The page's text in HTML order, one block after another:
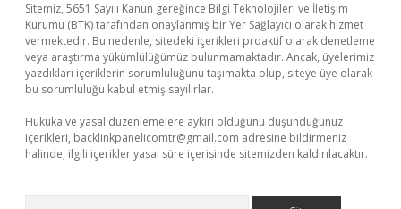
Sitemiz, 5651 Sayılı Kanun gereğince Bilgi Teknolojileri ve İletişim
Kurumu (BTK) tarafından onaylanmış bir Yer Sağlayıcı olarak hizmet
vermektedir. Bu nedenle, sitedeki içerikleri proaktif olarak denetleme
veya araştırma yükümlülüğümüz bulunmamaktadır. Ancak, üyelerimiz
yazdıkları içeriklerin sorumluluğunu taşımakta olup, siteye üye olarak
bu sorumluluğu kabul etmiş sayılırlar.
Hukuka ve yasal düzenlemelere aykırı olduğunu düşündüğünüz
içerikleri, backlinkpanelicomtr@gmail.com adresine bildirmeniz
halinde, ilgili içerikler yasal süre içerisinde sitemizden kaldırılacaktır.